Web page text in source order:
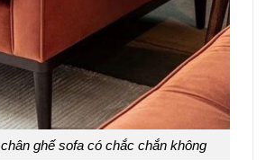
ghế sofa có chắc chắn không